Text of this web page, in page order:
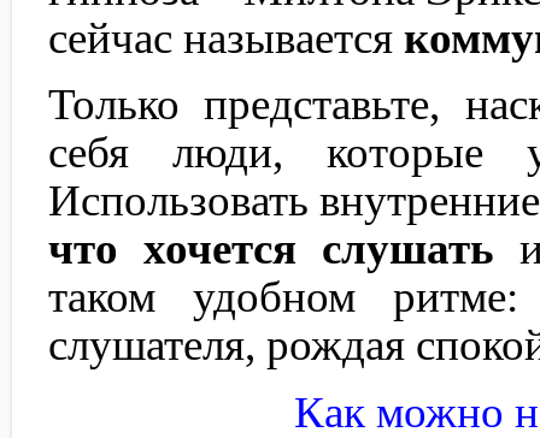
сейчас называется
Только представьте,
себя люди, которые
Использовать
что хочется слушать
таком удобном
слушателя, рождая
Как можно